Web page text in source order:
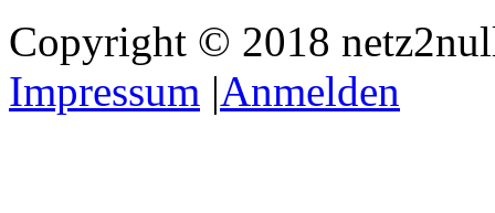
Copyright © 2018
Impressum |Anmelden